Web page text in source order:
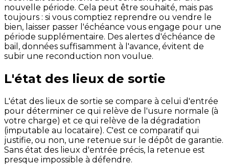
nouvelle période. Cela peut être souhaité, mais pas
toujours : si vous comptiez reprendre ou vendre le
bien, laisser passer l'échéance vous engage pour une
période supplémentaire. Des alertes d'échéance de
bail, données suffisamment à l'avance, évitent de
subir une reconduction non voulue.
L'état des lieux de sortie
L'état des lieux de sortie se compare à celui d'entrée
pour déterminer ce qui relève de l'usure normale (à
votre charge) et ce qui relève de la dégradation
(imputable au locataire). C'est ce comparatif qui
justifie, ou non, une retenue sur le dépôt de garantie.
Sans état des lieux d'entrée précis, la retenue est
presque impossible à défendre.